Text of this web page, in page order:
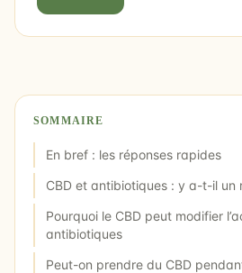
SOMMAIRE
En bref : les réponses rapides
CBD et antibiotiques : y a-t-il un
Pourquoi le CBD peut modifier
antibiotiques
Peut-on prendre du CBD